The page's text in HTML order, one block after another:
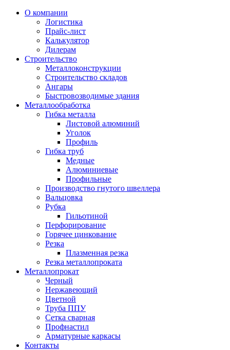
О компании
Логистика
Прайс-лист
Калькулятор
Дилерам
Строительство
Металлоконструкции
Строительство складов
Ангары
Быстровозводимые здания
Металлообработка
Гибка металла
Листовой алюминий
Уголок
Профиль
Гибка труб
Медные
Алюминиевые
Профильные
Производство гнутого швеллера
Вальцовка
Рубка
Гильотиной
Перфорирование
Горячее цинкование
Резка
Плазменная резка
Резка металлопроката
Металлопрокат
Черный
Нержавеющий
Цветной
Труба ППУ
Сетка сварная
Профнастил
Арматурные каркасы
Контакты